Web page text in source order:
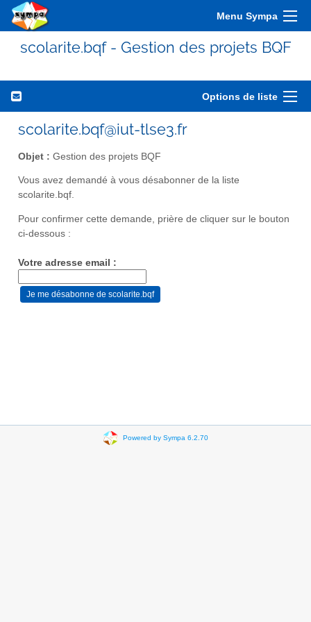
Menu Sympa
scolarite.bqf - Gestion des projets BQF
Options de liste
scolarite.bqf@iut-tlse3.fr
Objet : Gestion des projets BQF
Vous avez demandé à vous désabonner de la liste
scolarite.bqf.
Pour confirmer cette demande, prière de cliquer sur le bouton
ci-dessous :
Votre adresse email :
Powered by Sympa 6.2.70